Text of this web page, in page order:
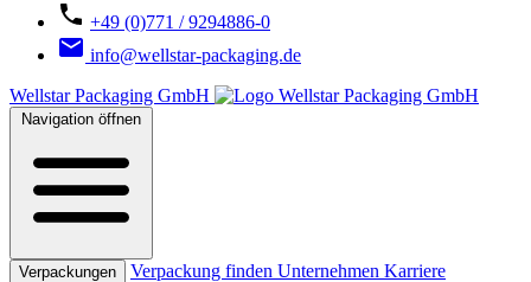
+49 (0)771 / 9294886-0
info@wellstar-packaging.de
Wellstar Packaging GmbH
Navigation öffnen
Verpackungen Verpackung finden Unternehmen Karriere